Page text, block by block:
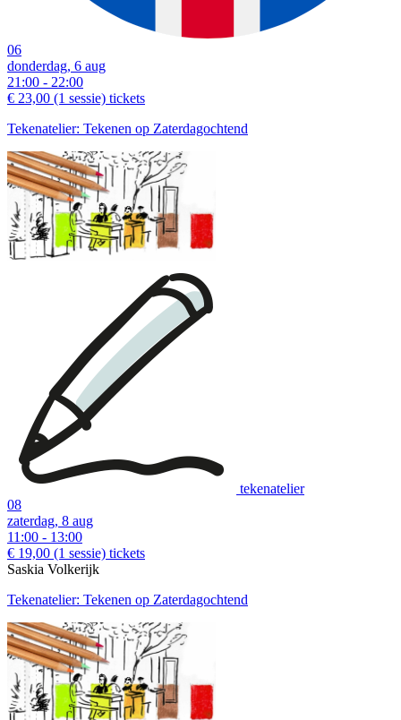
download:
download:English print
Examples of creative workshops up to €110:
06
donderdag, 6 aug
21:00 - 22:00
€ 23,00 (1 sessie) tickets
Tekenatelier: Tekenen op Zaterdagochtend
tekenatelier
08
zaterdag, 8 aug
11:00 - 13:00
€ 19,00 (1 sessie) tickets
Saskia Volkerijk
Tekenatelier: Tekenen op Zaterdagochtend